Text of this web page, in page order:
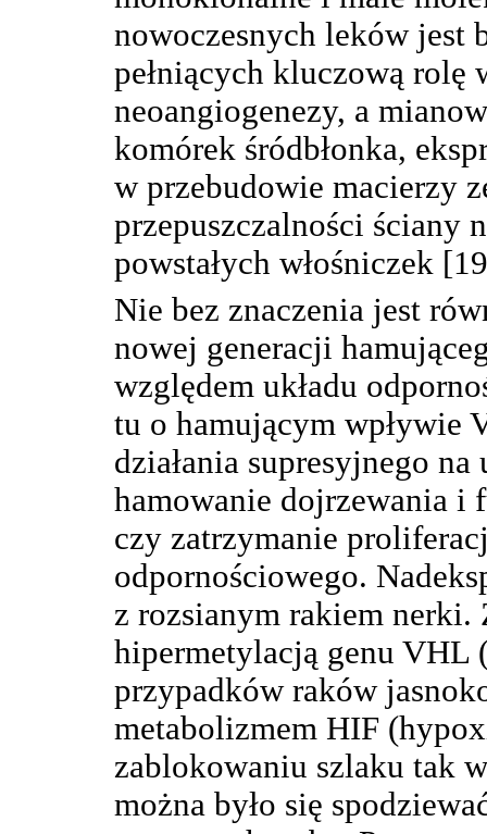
nowoczesnych leków jest
pełniących kluczową rolę
neoangiogenezy, a
komórek śródbłonka,
w przebudowie macierzy
przepuszczalności ściany
powstałych włośniczek
Nie bez znaczenia jest
nowej generacji
względem układu
tu o hamującym wpływie
działania supresyjnego
hamowanie dojrzewania
czy zatrzymanie
odpornościowego.
z rozsianym rakiem
hipermetylacją genu VHL
przypadków raków
metabolizmem HIF
zablokowaniu szlaku tak
można było się